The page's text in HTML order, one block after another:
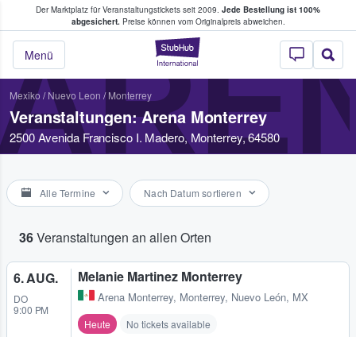
Der Marktplatz für Veranstaltungstickets seit 2009. Jede Bestellung ist 100%
abgesichert.Preise können vom Originalpreis abweichen.
StubHub - Wo
Menü
Tickets kaufen & verkaufen
Mexiko / Nuevo Leon / Monterrey
Veranstaltungen: Arena Monterrey
2500 Avenida Francisco I. Madero, Monterrey, 64580
Alle Termine Nach Datum sortieren
36Veranstaltungen an allen Orten
6. AUG.
DO
9:00 PM
Melanie Martinez Monterrey
Arena Monterrey, Monterrey, Nuevo León, MX
Heute No tickets available